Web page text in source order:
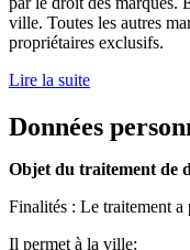
ville. Toutes les autres
propriétaires exclusifs.
Lire la suite
Données
Objet du traitement de
Finalités : Le traitement
Il permet à la ville: